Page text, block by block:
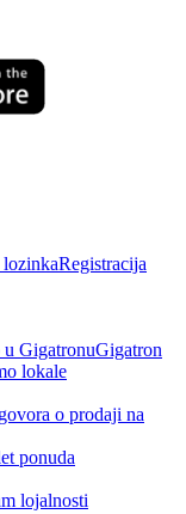
lozinkaRegistracija
u GigatronuGigatron
lokale
o prodaji na
ponuda
lojalnosti